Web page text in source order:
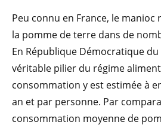
Peu connu en France, le
la pomme de terre dans de
En République Démocratique
véritable pilier du régime
consommation y est estimée à
an et par personne. Par
consommation moyenne de